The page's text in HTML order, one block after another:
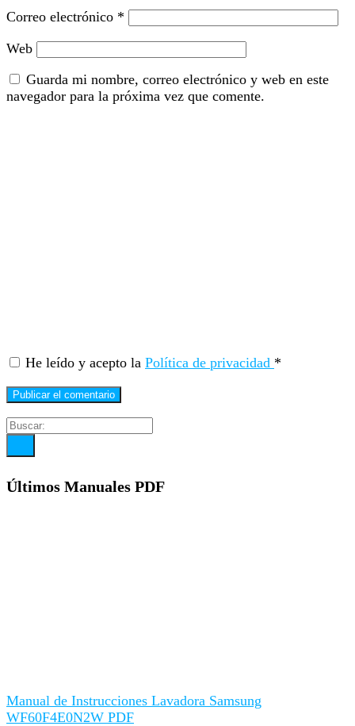
Correo electrónico *
Web
Guarda mi nombre, correo electrónico y web en este
navegador para la próxima vez que comente.
He leído y acepto la Política de privacidad *
Últimos Manuales PDF
Manual de Instrucciones Lavadora Samsung
WF60F4E0N2W PDF